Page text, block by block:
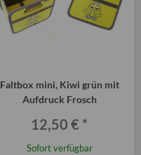
Faltbox mini, Kiwi grün mit
Aufdruck Frosch
12,50 € *
Sofort verfügbar